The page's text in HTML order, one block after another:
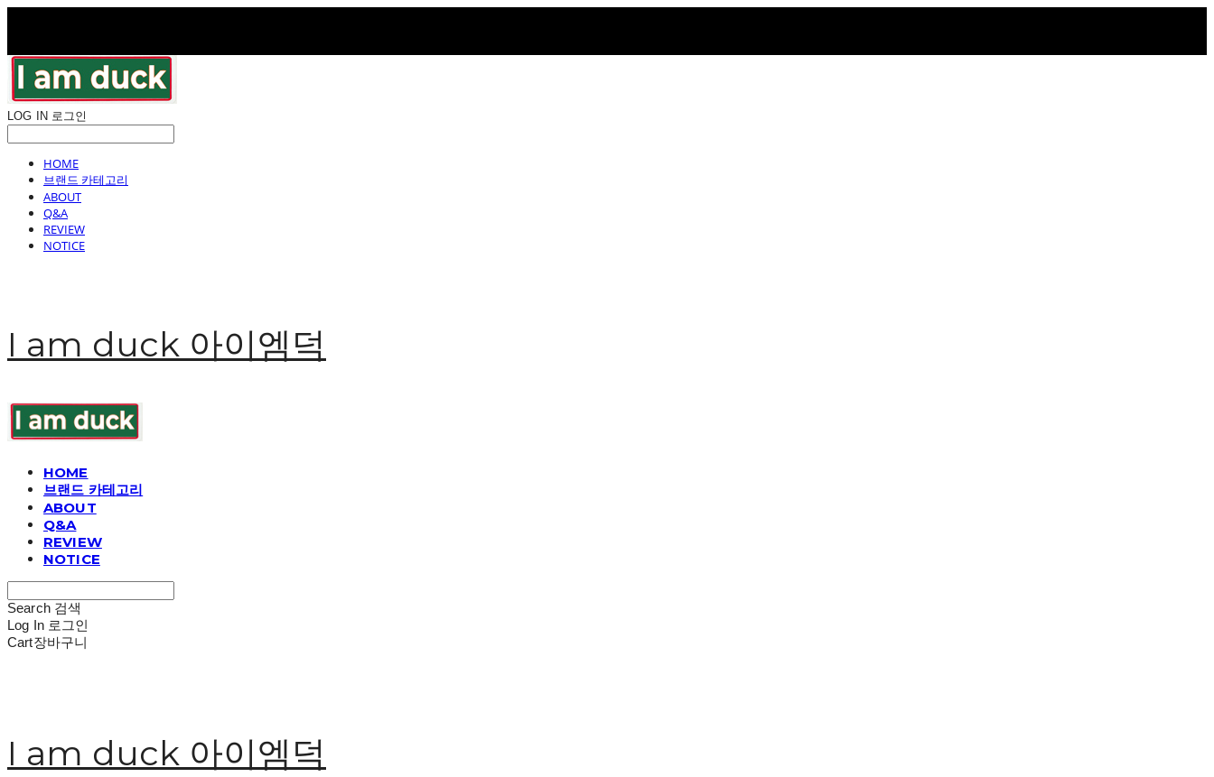
LOG IN 로그인
HOME
브랜드 카테고리
ABOUT
Q&A
REVIEW
NOTICE
I am duck 아이엠덕
HOME
브랜드 카테고리
ABOUT
Q&A
REVIEW
NOTICE
Search 검색
Log In 로그인
Cart장바구니
I am duck 아이엠덕